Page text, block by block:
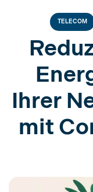
TELECOM
Ihrer
mit